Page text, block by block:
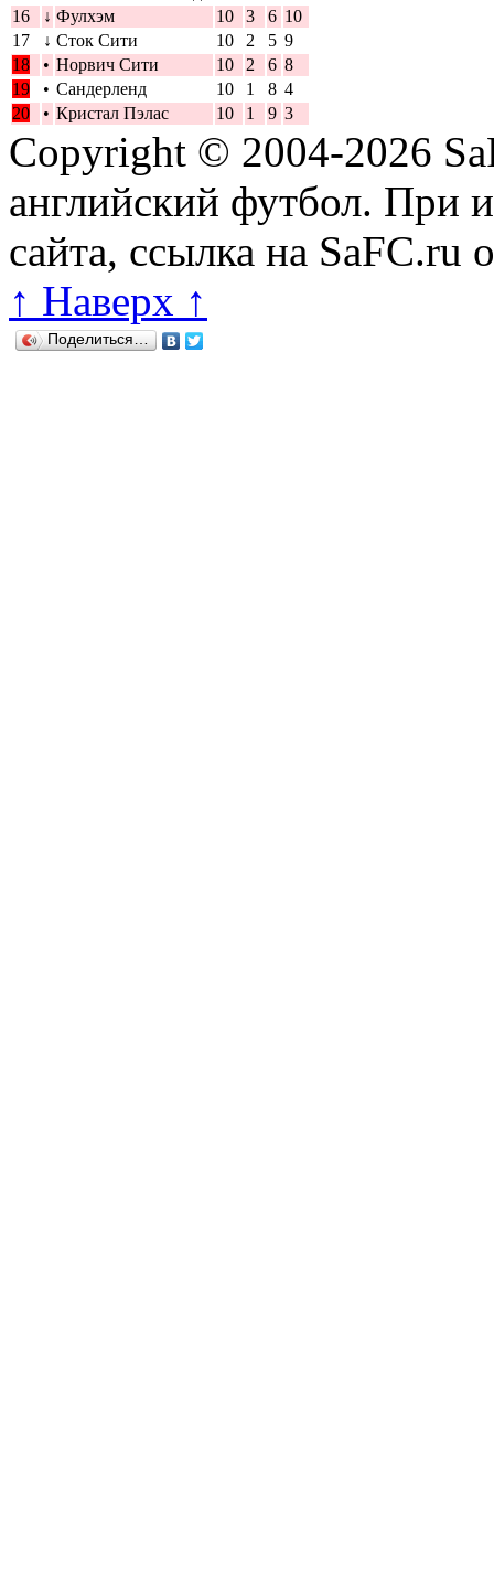
16
↓ Фулхэм 10 3 6 10
17
↓ Сток Сити 10 2 5 9
18
• Норвич Сити 10 2 6 8
19
• Сандерленд 10 1 8 4
20
• Кристал Пэлас 10 1 9 3
Copyright © 2004-2026
английский футбол. При
сайта, ссылка на SaFC.ru
↑ Наверх ↑
Поделиться…